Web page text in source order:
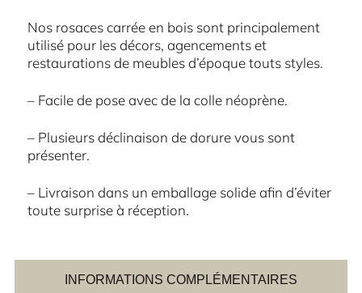
INFORMATIONS COMPLÉMENTAIRES
Nos rosaces carrée en bois sont principalement
utilisé pour les décors, agencements et
restaurations de meubles d’époque touts styles.
– Facile de pose avec de la colle néoprène.
– Plusieurs déclinaison de dorure vous sont
présenter.
– Livraison dans un emballage solide afin d’éviter
toute surprise à réception.